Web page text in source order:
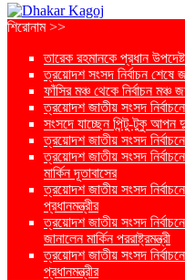
শিরোনাম >>
তারেক রহমানকে প্রধান
ত্রয়োদশ সংসদ নির্বাচন শেষে
ফাঁসির মঞ্চ থেকে নির্বাচন
ত্রয়োদশ জাতীয় সংসদ
সংসদে যাচ্ছেন পিন্টু-টুকু আপন
ত্রয়োদশ জাতীয় সংসদ
ত্রয়োদশ জাতীয় সংসদ
মার্কিন দূতাবাসের
ত্রয়োদশ জাতীয় সংসদ
প্রধানমন্ত্রীর
ত্রয়োদশ জাতীয় সংসদ
জানালেন মার্কিন পররাষ্ট্রমন্ত্রী
ত্রয়োদশ জাতীয় সংসদ
প্রধানমন্ত্রীর